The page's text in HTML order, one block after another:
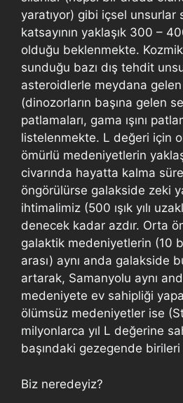
yaratıyor) gibi içsel unsurlar
katsayının yaklaşık 300 –
olduğu beklenmekte.
sunduğu bazı dış tehdit
asteroidlerle meydana gelen
(dinozorların başına gelen
patlamaları, gama ışını
listelenmekte. L değeri için
ömürlü medeniyetlerin
civarında hayatta kalma
öngörülürse galakside zeki
ihtimalimiz (500 ışık yılı
denecek kadar azdır. Orta
galaktik medeniyetlerin (10
arası) aynı anda galakside
artarak, Samanyolu aynı
medeniyete ev sahipliği
ölümsüz medeniyetler ise
milyonlarca yıl L değerine
başındaki gezegende
Biz neredeyiz?